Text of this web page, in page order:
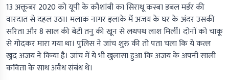
13 अक्तूबर 2020 को यूपी के कौशांबी का सिराथू कस्बा डबल मर्डर की
वारदात से दहल उठा। मलाक नागर इलाके में अजय के घर के अंदर उसकी
सरिता और 8 साल की बेटी तनु की खून से लथपथ लाश मिलीं। दोनों को चाकू
से गोदकर मारा गया था। पुलिस ने जांच शुरु की तो पता चला कि ये कत्ल
खुद अजय ने किया है। जांच में ये भी खुलासा हुआ कि अजय के अपनी साली
कविता के साथ अवैध संबंध थे।